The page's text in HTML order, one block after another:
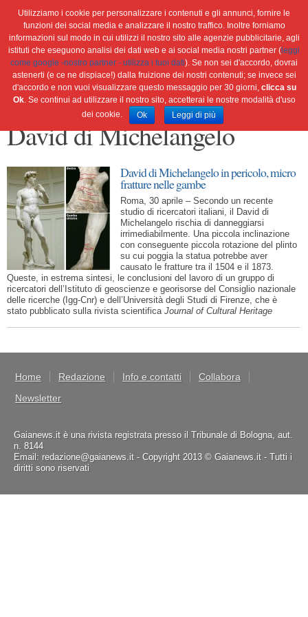
Home Ambiente Attualità
Cultura e società
Green economy
Salute Scienza&tec
Libri
Blog
Viaggi
David di Michelangelo
David di Michelangelo in pericolo, micro
fratture nelle gambe
Roma, 30 aprile – Secondo un recente
studio di ricercatori italiani, il David di
Michelangelo rischia di danneggiarsi
irrimediabilmente. Una piccola inclinazione
con conseguente piccola rotazione del plinto
su cui poggia la statua potrebbe aver
causato le fratture tra il 1504 e il 1873.
Queste, in estrema sintesi, le conclusioni del lavoro di un gruppo di
ricercatori dell’Istituto di geoscienze e georisorse del Consiglio nazionale
delle ricerche (Igg-Cnr) e dell’Università degli Studi di Firenze, che è
stato pubblicato sulla rivista scientifica Journal of Cultural Heritage
Home Redazione Info e contatti
Collabora
Newsletter
Gaianews.it è una rivista registrata presso il Tribunale di Bologna, aut.
n. 8144
Email: redazione@gaianews.it - Copyright 2013 © Gaianews.it - Tutti i
diritti sono riservati
Utilizziamo i cookie per personalizzare i contenuti e gli annunci, fornire le
funzioni dei social media e analizzare il nostro traffico. Inoltre forniamo
informazioni sul modo in cui utilizzi il nostro sito alle agenzie pubblicitarie, agli
istituti che eseguono analisi dei dati web e ai social media nostri partner ( leggi
come google -nostro partner - utilizza i tuoi dati). Se non sei d'accordo, dovrai
astenerti (e ce ne dispiace!) dalla fruizione dei nostri contenuti; se invece sei
d'accordo e non vuoi visualizzare questo messaggio per 30 giorni, clicca su
Ok. Se continui ad utilizzare il nostro sito, accetterai le nostre modalità d'uso
dei cookie.
Ok Leggi di più